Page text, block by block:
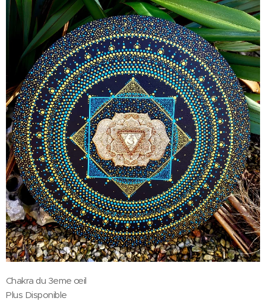
️Chakra du 3eme œil
Plus Disponible